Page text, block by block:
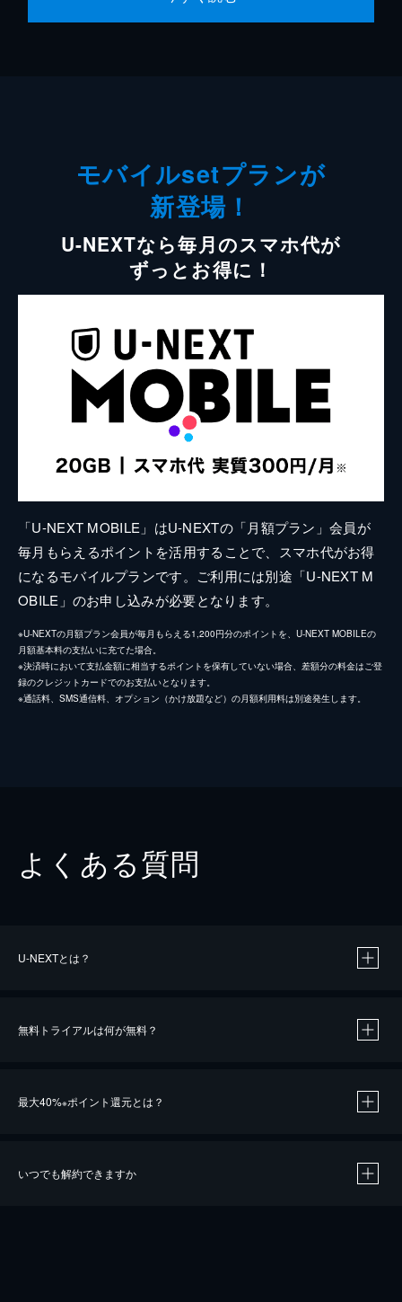
モバイルsetプランが
新登場！
U-NEXTなら毎月のスマホ代が
ずっとお得に！
「U-NEXT MOBILE」はU-NEXTの「月額プラン」会員が
毎月もらえるポイントを活用することで、スマホ代がお得
になるモバイルプランです。ご利用には別途「U-NEXT M
OBILE」のお申し込みが必要となります。
※U-NEXTの月額プラン会員が毎月もらえる1,200円分のポイントを、U-NEXT MOBILEの
月額基本料の支払いに充てた場合。
※決済時において支払金額に相当するポイントを保有していない場合、差額分の料金はご登
録のクレジットカードでのお支払いとなります。
※通話料、SMS通信料、オプション（かけ放題など）の月額利用料は別途発生します。
よくある質問
U-NEXTとは？
無料トライアルは何が無料？
最大40%※ポイント還元とは？
いつでも解約できますか